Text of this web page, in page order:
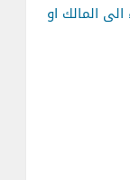
المالك او